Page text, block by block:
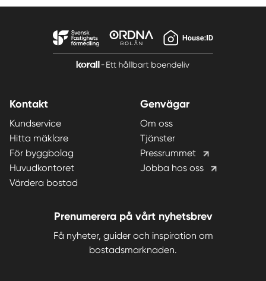
Kontakt
Kundservice
Hitta mäklare
För byggbolag
Huvudkontoret
Värdera bostad
Genvägar
Om oss
Tjänster
Pressrummet
Jobba hos oss
Prenumerera på vårt nyhetsbrev
Få nyheter, guider och inspiration om
bostadsmarknaden.